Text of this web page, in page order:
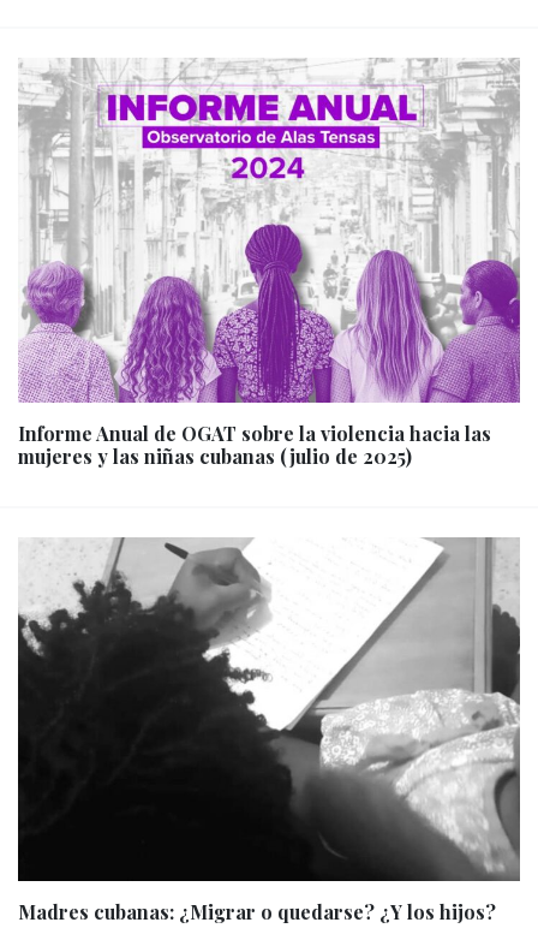
Informe Anual de OGAT sobre la violencia hacia las
mujeres y las niñas cubanas (julio de 2025)
Madres cubanas: ¿Migrar o quedarse? ¿Y los hijos?